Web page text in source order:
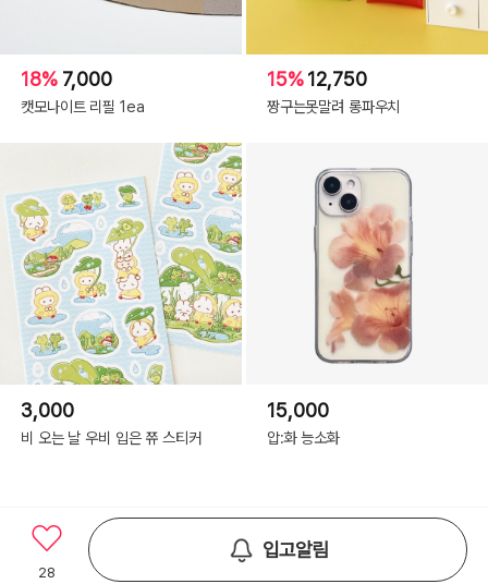
18% 7,000
캣모나이트 리필 1ea
15%12,750
짱구는못말려 롱파우치
3,000
비 오는 날 우비 입은 쮸 스티커
15,000
압:화 능소화
28
입고알림